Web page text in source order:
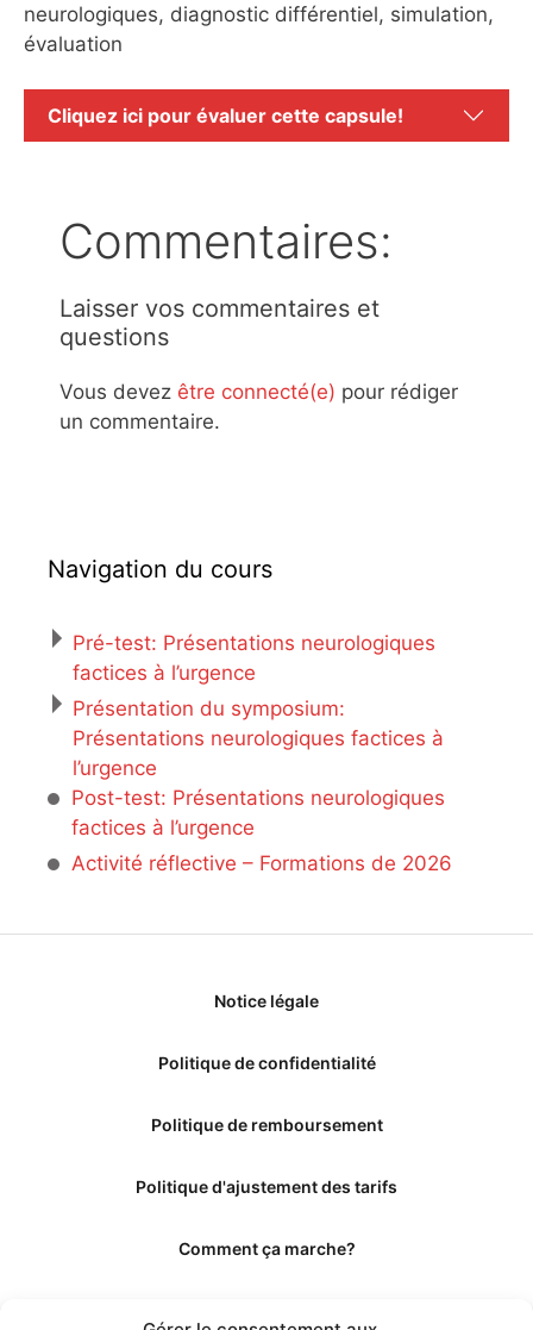
neurologiques, diagnostic différentiel, simulation,
évaluation
Cliquez ici pour évaluer cette capsule!
Commentaires:
Laisser vos commentaires et
questions
Vous devez être connecté(e) pour rédiger
un commentaire.
Navigation du cours
Pré-test: Présentations neurologiques
factices à l’urgence
Présentation du symposium:
Présentations neurologiques factices à
l’urgence
Post-test: Présentations neurologiques
factices à l’urgence
Activité réflective – Formations de 2026
Notice légale
Politique de confidentialité
Politique de remboursement
Politique d'ajustement des tarifs
Comment ça marche?